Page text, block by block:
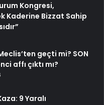
Kongresi,
Kaderine Bizzat Sahip
geçti mi? SON
affı çıktı mı?
9 Yaralı